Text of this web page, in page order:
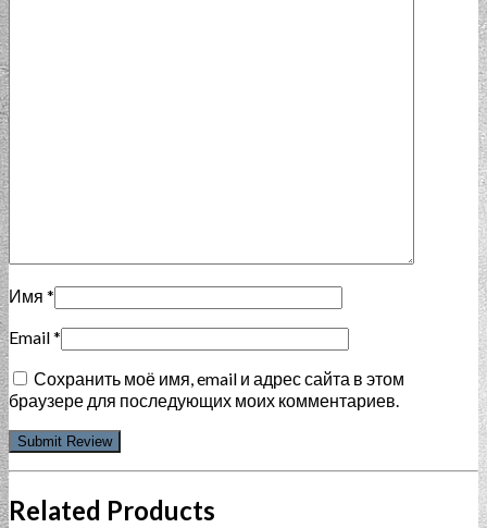
Имя *
Email*
Сохранить моё имя, email и адрес сайта в этом
браузере для последующих моих комментариев.
Related Products